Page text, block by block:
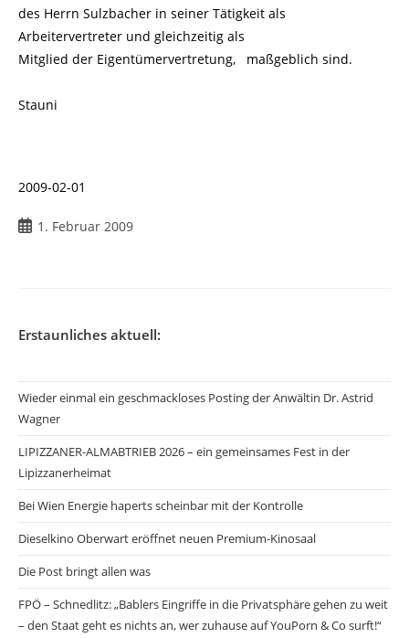
des Herrn Sulzbacher in seiner Tätigkeit als
Arbeitervertreter und gleichzeitig als
Mitglied der Eigentümervertretung, maßgeblich sind.
Stauni
2009-02-01
Beitrag1. Februar 2009
Erstaunliches aktuell:
Wieder einmal ein geschmackloses Posting der Anwältin Dr. Astrid
Wagner
LIPIZZANER-ALMABTRIEB 2026 – ein gemeinsames Fest in der
Lipizzanerheimat
Bei Wien Energie haperts scheinbar mit der Kontrolle
Dieselkino Oberwart eröffnet neuen Premium-Kinosaal
Die Post bringt allen was
FPÖ – Schnedlitz: „Bablers Eingriffe in die Privatsphäre gehen zu weit
– den Staat geht es nichts an, wer zuhause auf YouPorn & Co surft!“